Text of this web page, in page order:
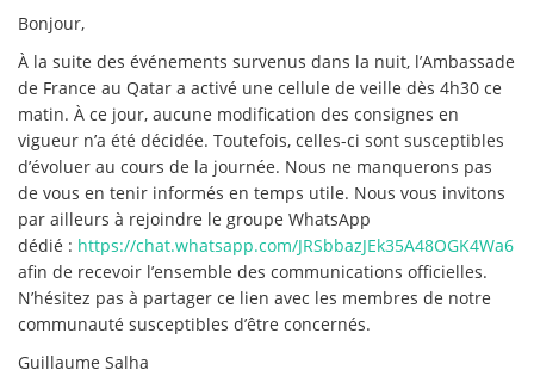
Bonjour,
À la suite des événements survenus dans la nuit, l’Ambassade
de France au Qatar a activé une cellule de veille dès 4h30 ce
matin. À ce jour, aucune modification des consignes en
vigueur n’a été décidée. Toutefois, celles-ci sont susceptibles
d’évoluer au cours de la journée. Nous ne manquerons pas
de vous en tenir informés en temps utile. Nous vous invitons
par ailleurs à rejoindre le groupe WhatsApp
dédié : https://chat.whatsapp.com/JRSbbazJEk35A48OGK4Wa6
afin de recevoir l’ensemble des communications officielles.
N’hésitez pas à partager ce lien avec les membres de notre
communauté susceptibles d’être concernés.
Guillaume Salha